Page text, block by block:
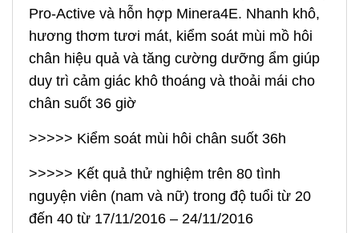
Pro-Active và hỗn hợp Minera4E. Nhanh khô,
hương thơm tươi mát, kiểm soát mùi mồ hôi
chân hiệu quả và tăng cường dưỡng ẩm giúp
duy trì cảm giác khô thoáng và thoải mái cho
chân suốt 36 giờ
>>>>> Kiểm soát mùi hôi chân suốt 36h
>>>>> Kết quả thử nghiệm trên 80 tình
nguyện viên (nam và nữ) trong độ tuổi từ 20
đến 40 từ 17/11/2016 – 24/11/2016